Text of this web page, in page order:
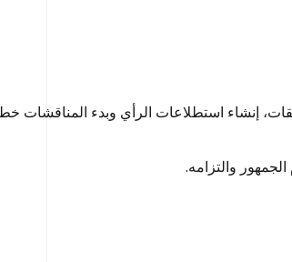
إنشاء استطلاعات الرأي وبدء المناقشات
والتزامه.